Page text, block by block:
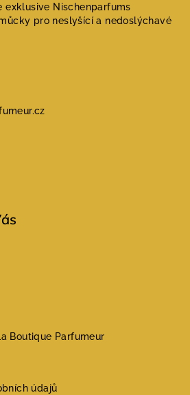
exklusive Nischenparfums
pro neslyšící a nedoslýchavé
Boutique Parfumeur
údajů